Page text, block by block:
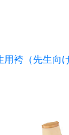
用袴（先生向け
● ブランド
メーカー